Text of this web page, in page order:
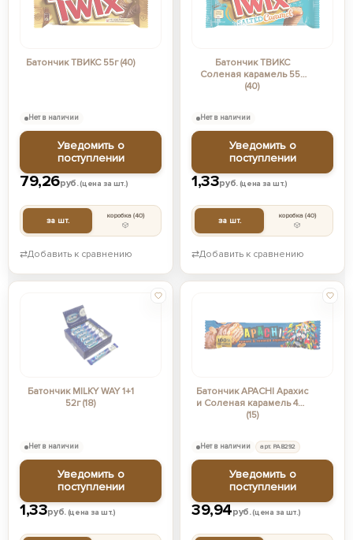
Батончик ТВИКС 55г (40)
79,26руб.(цена за шт.)
за шт. коробка(40)
Нет в наличии
Уведомить о
поступлении
⇄Добавить к сравнению
Батончик ТВИКС
Соленая карамель 55г
(40)
1,33руб.(цена за шт.)
за шт. коробка(40)
Нет в наличии
Уведомить о
поступлении
⇄Добавить к сравнению
Батончик MILKY WAY 1+1
52г (18)
1,33руб.(цена за шт.)
Нет в наличии
Уведомить о
поступлении
Батончик APACHI Арахис
и Соленая карамель 40г
(15)
39,94руб.(цена за шт.)
Нет в наличии арт. РАВ292
Уведомить о
поступлении